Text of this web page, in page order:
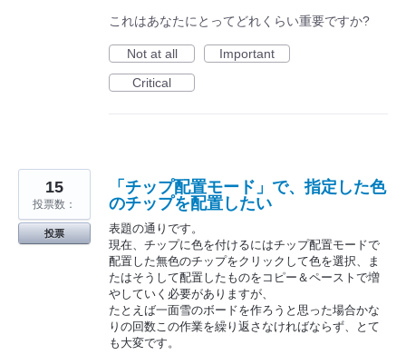
これはあなたにとってどれくらい重要ですか?
Not at all
Important
Critical
「チップ配置モード」で、指定した色
のチップを配置したい
表題の通りです。
現在、チップに色を付けるにはチップ配置モードで
配置した無色のチップをクリックして色を選択、ま
たはそうして配置したものをコピー＆ペーストで増
やしていく必要がありますが、
たとえば一面雪のボードを作ろうと思った場合かな
りの回数この作業を繰り返さなければならず、とて
も大変です。
15
投票数：
投票